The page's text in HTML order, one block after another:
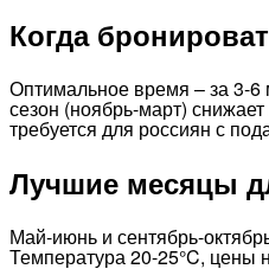
Когда
Оптимальное время – за 3-6
сезон (ноябрь-март)
требуется для россиян с
Лучшие месяцы
Май-июнь и сентябрь-
Температура 20-25°C, цены